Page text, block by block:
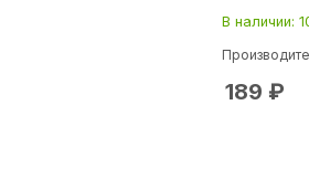
В наличии:
189 ₽